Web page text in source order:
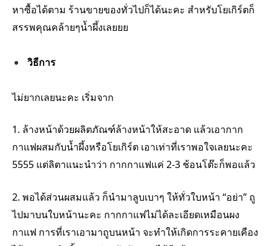
หาซื้อได้ตาม ร้านขายของทั่วไปก็ได้นะคะ สำหรับโยเกิร์ตก็
สรรพคุณคล้ายๆน้ำผึ้งเลยยย
วิธีการ
ไม่ยากเลยนะคะ เริ่มจาก
1. ล้างหน้าด้วยผลิตภัณฑ์ล้างหน้าให้สะอาด แล้วเอากาก
กาแฟผสมกับน้ำผึ้งหรือโยเกิร์ต เอาเท่าที่เราพอใจเลยนะคะ
5555 แต่ลิตาแนะนำว่า กากกาแฟแค่ 2-3 ช้อนโต๊ะก็พอแล้ว
2. พอได้ส่วนผสมแล้ว ก็นำมาลูบเบาๆ ให้ทั่วใบหน้า “อย่า” ถู
ไปมาบนใบหน้านะคะ กากกาแฟไม่ได้ละเอียดเหมือนผง
กาแฟ การที่เราเอามาถูบนหน้า จะทำให้เกิดการระคายเคือง